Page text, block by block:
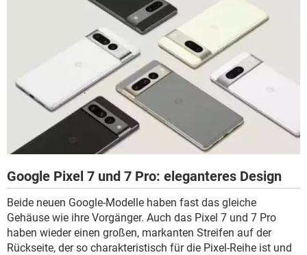
Google Pixel 7 und 7 Pro: eleganteres Design
Beide neuen Google-Modelle haben fast das gleiche
Gehäuse wie ihre Vorgänger. Auch das Pixel 7 und 7 Pro
haben wieder einen großen, markanten Streifen auf der
Rückseite, der so charakteristisch für die Pixel-Reihe ist und